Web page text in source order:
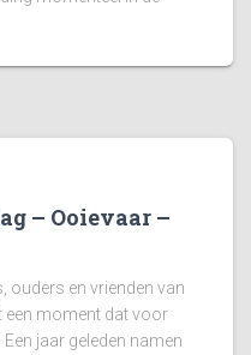
– Ooievaar –
ouders en vrienden van
een moment dat voor
jaar geleden namen